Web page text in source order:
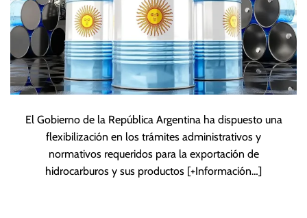
El Gobierno de la República Argentina ha dispuesto una
flexibilización en los trámites administrativos y
normativos requeridos para la exportación de
hidrocarburos y sus productos [+Información…]